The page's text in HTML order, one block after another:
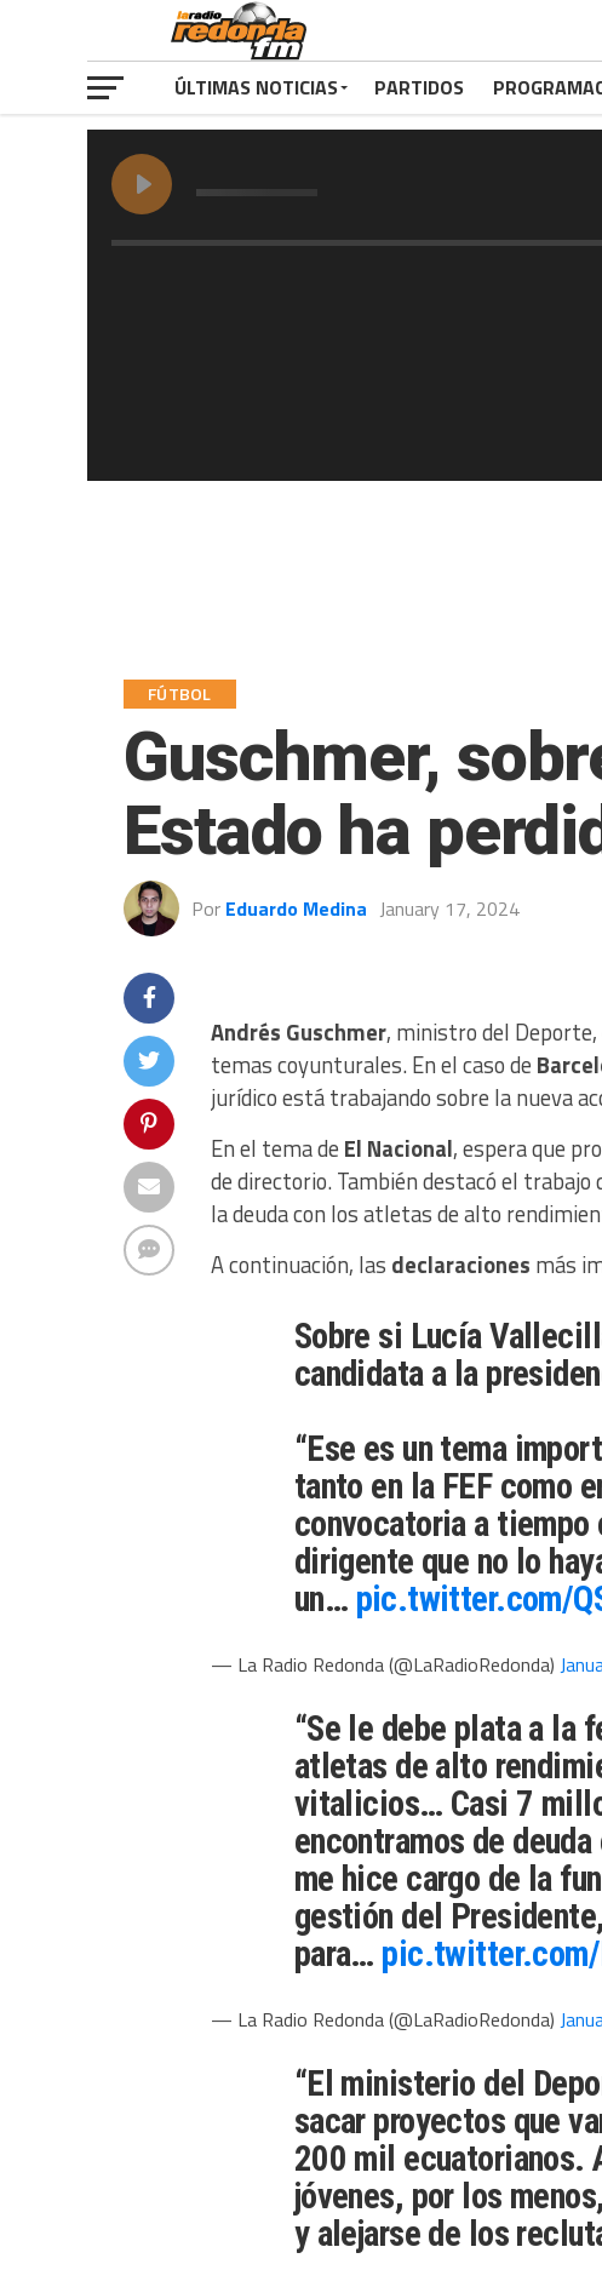
ÚLTIMAS NOTICIAS PARTIDOS
FÚTBOL
Guschmer,
Estado ha
Por Eduardo Medina January 17, 2024
Andrés Guschmer, ministro del Deporte,
temas coyunturales. En el caso de
jurídico está trabajando sobre la nueva
En el tema de El Nacional, espera que
de directorio. También destacó el trabajo
la deuda con los atletas de alto
A continuación, las declaraciones más
Sobre si Lucía
candidata a la
“Ese es un tema
tanto en la FEF como
convocatoria a
dirigente que no lo
un… pic.twitter.com/
— La Radio Redonda (@LaRadioRedonda)
“Se le debe plata a la
atletas de alto
vitalicios… Casi 7
encontramos de
me hice cargo de la
gestión del
para… pic.twitter.com/
— La Radio Redonda (@LaRadioRedonda)
“El ministerio del
sacar proyectos que
200 mil ecuatorianos.
jóvenes, por los
y alejarse de los